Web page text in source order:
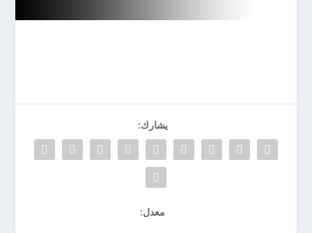
يشارك:
معدل: